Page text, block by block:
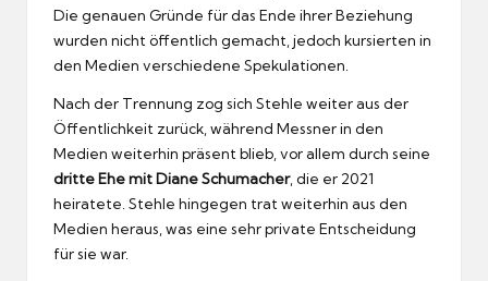
Die genauen Gründe für das Ende ihrer Beziehung
wurden nicht öffentlich gemacht, jedoch kursierten in
den Medien verschiedene Spekulationen.
Nach der Trennung zog sich Stehle weiter aus der
Öffentlichkeit zurück, während Messner in den
Medien weiterhin präsent blieb, vor allem durch seine
dritte Ehe mit Diane Schumacher, die er 2021
heiratete. Stehle hingegen trat weiterhin aus den
Medien heraus, was eine sehr private Entscheidung
für sie war.